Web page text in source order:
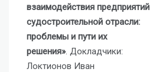
взаимодействия предприятий
судостроительной отрасли:
проблемы и пути их
решения». Докладчики:
Локтионов Иван